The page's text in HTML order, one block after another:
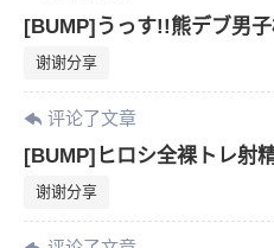
[BUMP]うっす!!熊デブ男
谢谢分享
评论了文章
[BUMP]ヒロシ全裸トレ射
谢谢分享